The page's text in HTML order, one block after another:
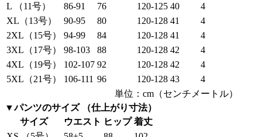
L （11号）
86-91 76 120-125 40
4
XL（13号）
90-95 80 120-128 41
4
2XL（15号）
94-99 84 120-128 41
4
3XL（17号）
98-103 88 120-128 42
4
4XL（19号）
102-107 92 120-128 42
4
5XL（21号）
106-111 96 120-128 43
4
単位：cm（センチメートル）
▼パンツのサイズ （仕上がり寸法）
サイズ
ウエスト ヒップ 着丈